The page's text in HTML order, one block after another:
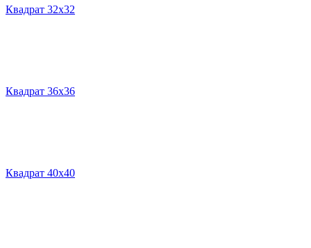
Квадрат 32х32
Квадрат 36х36
Квадрат 40х40